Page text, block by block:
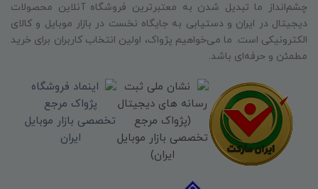
چشم‌انداز ما تبدیل شدن به معتبرترین فروشگاه آنلاین محصولات
دیجیتال در ایران و دستیابی به جایگاه نخست در بازار موبایل و کالای
الکترونیکی است. ما می‌خواهیم پژواک، اولین انتخاب کاربران برای خرید
مطمئن و حرفه‌ای باشد.